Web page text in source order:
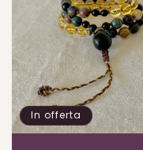
In offerta